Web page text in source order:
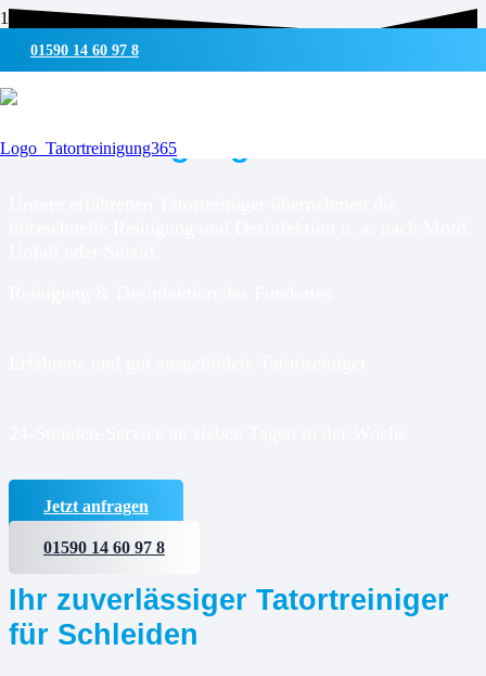
01590 14 60 97 8
UMWELTSCHONENDE REINIGUNG & DESINFEKTION
Tatortreinigung für
Jetzt anfragen
01590 14 60 97 8
Ihr zuverlässiger Tatortreiniger
für Schleiden